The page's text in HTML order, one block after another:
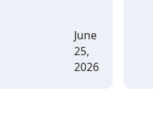
June
25,
2026